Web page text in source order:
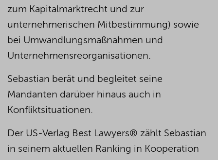
zum Kapitalmarktrecht und zur
unternehmerischen Mitbestimmung) sowie
bei Umwandlungsmaßnahmen und
Unternehmensreorganisationen.
Sebastian berät und begleitet seine
Mandanten darüber hinaus auch in
Konfliktsituationen.
Der US-Verlag Best Lawyers® zählt Sebastian
in seinem aktuellen Ranking in Kooperation